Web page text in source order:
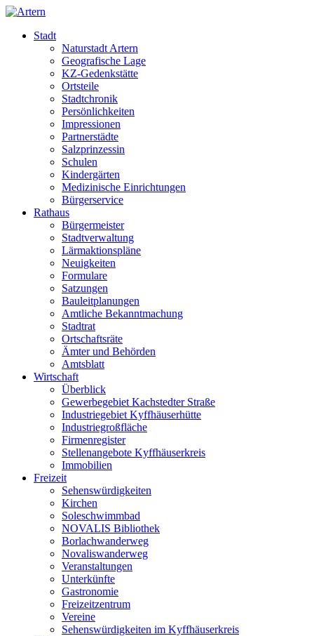
Stadt
Naturstadt Artern
Geografische Lage
KZ-Gedenkstätte
Ortsteile
Stadtchronik
Persönlichkeiten
Impressionen
Partnerstädte
Salzprinzessin
Schulen
Kindergärten
Medizinische Einrichtungen
Bürgerservice
Rathaus
Bürgermeister
Stadtverwaltung
Lärmaktionspläne
Neuigkeiten
Formulare
Satzungen
Bauleitplanungen
Amtliche Bekanntmachung
Stadtrat
Ortschaftsräte
Ämter und Behörden
Amtsblatt
Wirtschaft
Überblick
Gewerbegebiet Kachstedter Straße
Industriegebiet Kyffhäuserhütte
Industriegroßfläche
Firmenregister
Stellenangebote Kyffhäuserkreis
Immobilien
Freizeit
Sehenswürdigkeiten
Kirchen
Soleschwimmbad
NOVALIS Bibliothek
Borlachwanderweg
Novaliswanderweg
Veranstaltungen
Unterkünfte
Gastronomie
Freizeitzentrum
Vereine
Sehenswürdigkeiten im Kyffhäuserkreis